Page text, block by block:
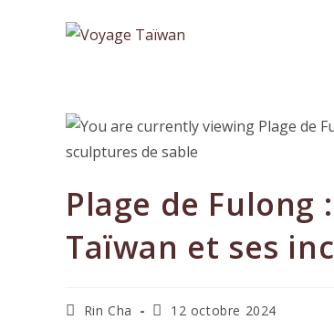
Plage de Fulong
Taïwan et ses
Auteur/autrice
Rin Cha
Dernière
12 octobre 2024